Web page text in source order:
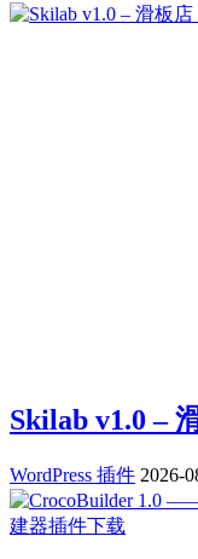
Skilab v1.0 –
WordPress 插件 2026-